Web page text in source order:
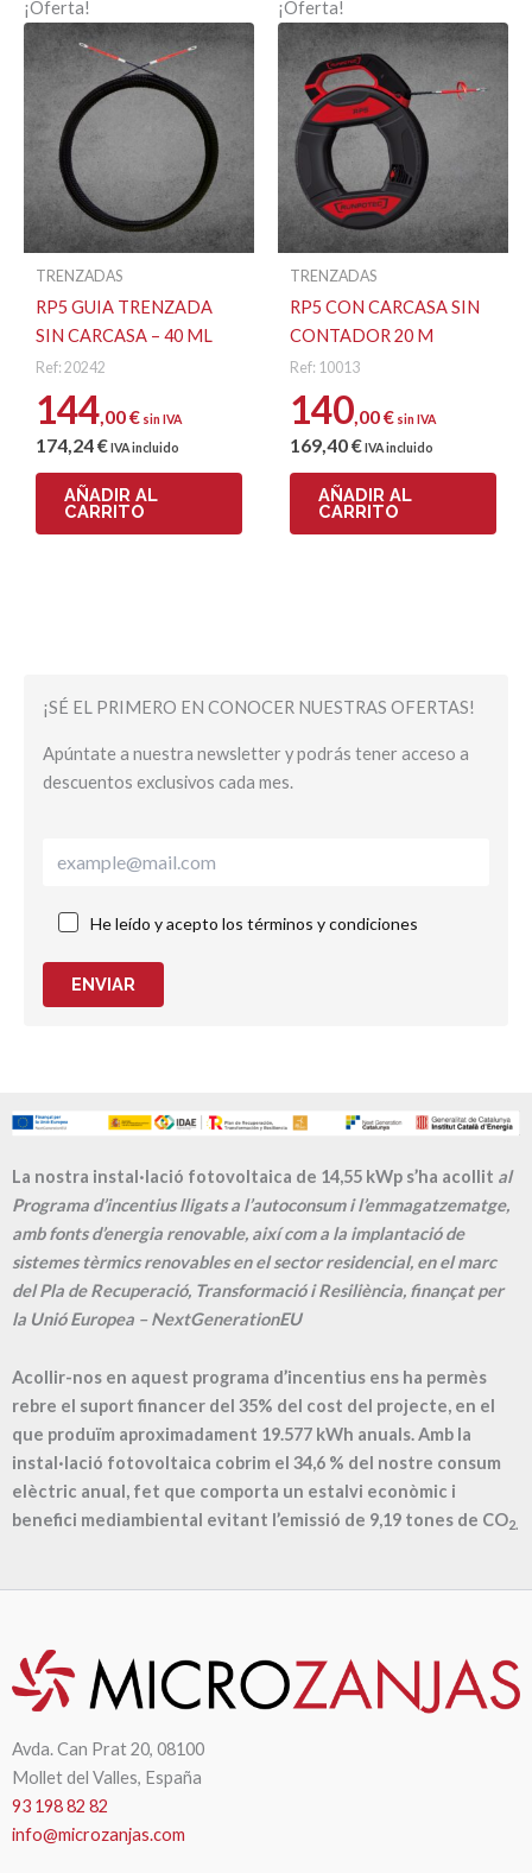
¡Oferta!
TRENZADAS
RP5 GUIA TRENZADA
SIN CARCASA – 40 ML
Ref: 20242
144 ,00€ sin IVA
174 ,24€IVA incluido
AÑADIR AL
CARRITO
¡Oferta!
TRENZADAS
RP5 CON CARCASA SIN
CONTADOR 20 M
Ref: 10013
140 ,00€ sin IVA
169 ,40€IVA incluido
AÑADIR AL
CARRITO
¡SÉ EL PRIMERO EN CONOCER NUESTRAS OFERTAS!
Apúntate a nuestra newsletter y podrás tener acceso a
descuentos exclusivos cada mes.
He leído y acepto los términos y condiciones
ENVIAR
La nostra instal·lació fotovoltaica de 14,55 kWp s’ha acollit al
Programa d’incentius lligats a l’autoconsum i l’emmagatzematge,
amb fonts d’energia renovable, així com a la implantació de
sistemes tèrmics renovables en el sector residencial, en el marc
del Pla de Recuperació, Transformació i Resiliència, finançat per
la Unió Europea – NextGenerationEU
Acollir-nos en aquest programa d’incentius ens ha permès
rebre el suport financer del 35% del cost del projecte, en el
que produïm aproximadament 19.577 kWh anuals. Amb la
instal·lació fotovoltaica cobrim el 34,6 % del nostre consum
elèctric anual, fet que comporta un estalvi econòmic i
benefici mediambiental evitant l’emissió de 9,19 tones de CO2.
Avda. Can Prat 20, 08100
Mollet del Valles, España
93 198 82 82
info@microzanjas.com